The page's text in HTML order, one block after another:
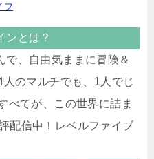
フ
ンとは？
で、自由気ままに冒険＆
のマルチでも、1人でじ
べてが、この世界に詰ま
配信中！レベルファイブ